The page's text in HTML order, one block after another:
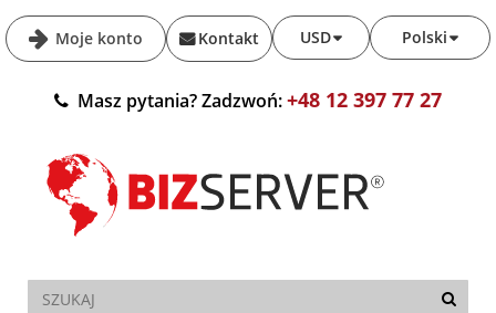
Moje konto Polski
USD
Kontakt
Masz pytania? Zadzwoń:+48 12 397 77 27